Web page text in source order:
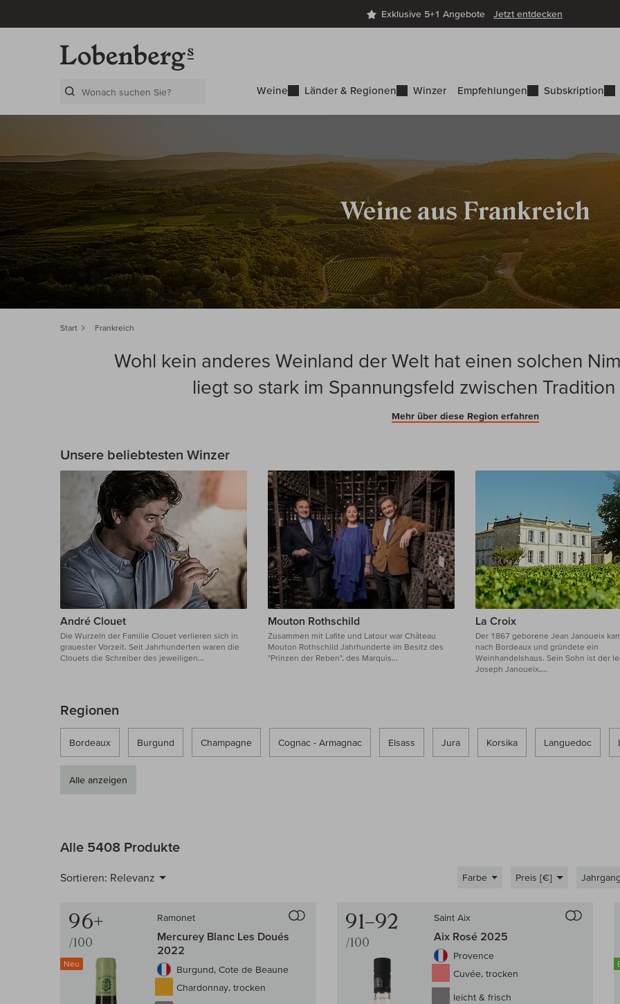
Exklusive 5+1 Angebote Jetzt entdecken
Weine Länder & Regionen Winzer Empfehlungen Subskription
Weine aus Frankreich
Start Frankreich
Wohl kein anderes Weinland der Welt hat einen solchen
liegt so stark im Spannungsfeld zwischen
Mehr über diese Region erfahren
Unsere beliebtesten Winzer
André Clouet
Die Wurzeln der Familie Clouet verlieren sich in
grauester Vorzeit. Seit Jahrhunderten waren die
Clouets die Schreiber des jeweiligen...
Mouton Rothschild
Zusammen mit Lafite und Latour war Château
Mouton Rothschild Jahrhunderte im Besitz des
"Prinzen der Reben", des Marquis...
La Croix
Der 1867 geborene Jean Janoueix
nach Bordeaux und gründete ein
Weinhandelshaus. Sein Sohn ist der
Joseph Janoueix,...
Regionen
Bordeaux Burgund Champagne Cognac - Armagnac Elsass Jura Korsika Languedoc
Alle anzeigen
Alle 5408 Produkte
Sortieren: Relevanz Farbe Preis [€] Jahrgang
96+
/100
Neu
Ramonet
Mercurey Blanc Les Doués
2022
Burgund, Cote de Beaune
Chardonnay, trocken
91–92
/100
Saint Aix
Aix Rosé 2025
Provence
Cuvée, trocken
leicht & frisch